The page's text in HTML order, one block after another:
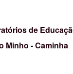
de
Minho - Caminha